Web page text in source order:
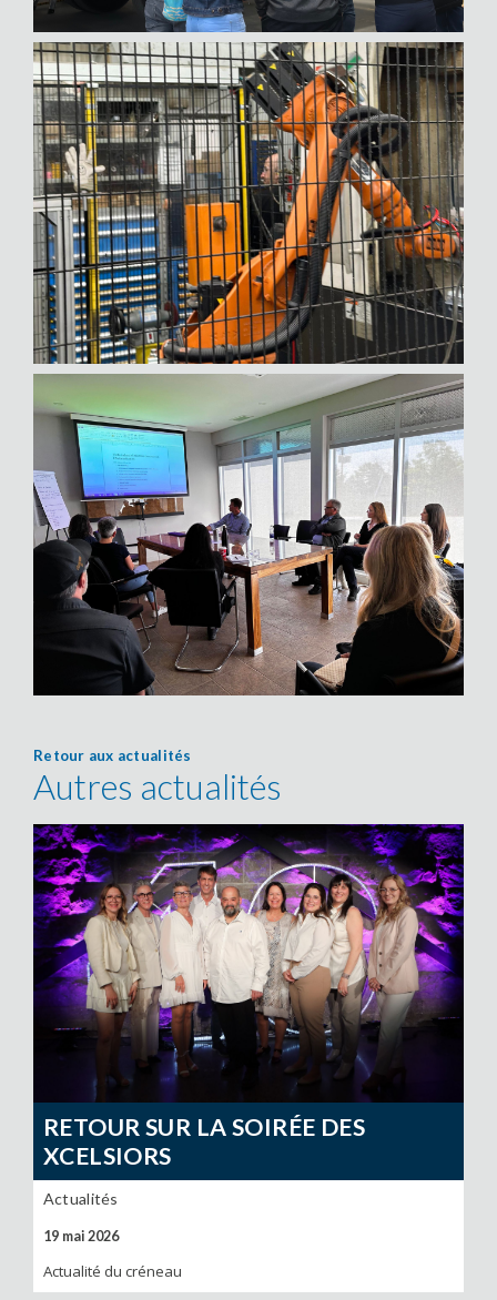
Retour aux actualités
Autres actualités
RETOUR SUR LA SOIRÉE DES
XCELSIORS
Actualités
19 mai 2026
Actualité du créneau